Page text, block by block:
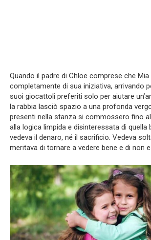
Quando il padre di Chloe comprese che Mia
completamente di sua iniziativa, arrivando
suoi giocattoli preferiti solo per aiutare
la rabbia lasciò spazio a una profonda
presenti nella stanza si commossero fino
alla logica limpida e disinteressata di quella
vedeva il denaro, né il sacrificio. Vedeva
meritava di tornare a vedere bene e di non